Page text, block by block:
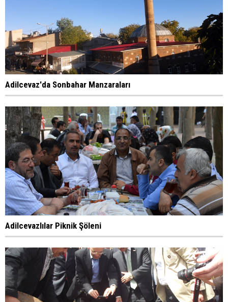
Adilcevaz'da Sonbahar Manzaraları
Adilcevazlılar Piknik Şöleni